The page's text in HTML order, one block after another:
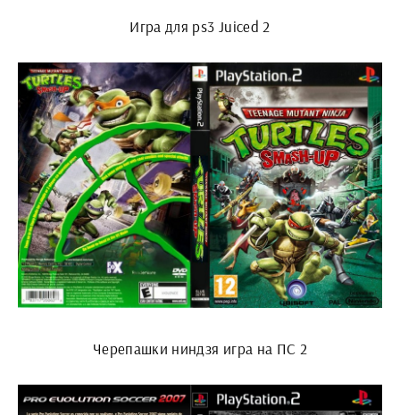
Игра для ps3 Juiced 2
Черепашки ниндзя игра на ПС 2